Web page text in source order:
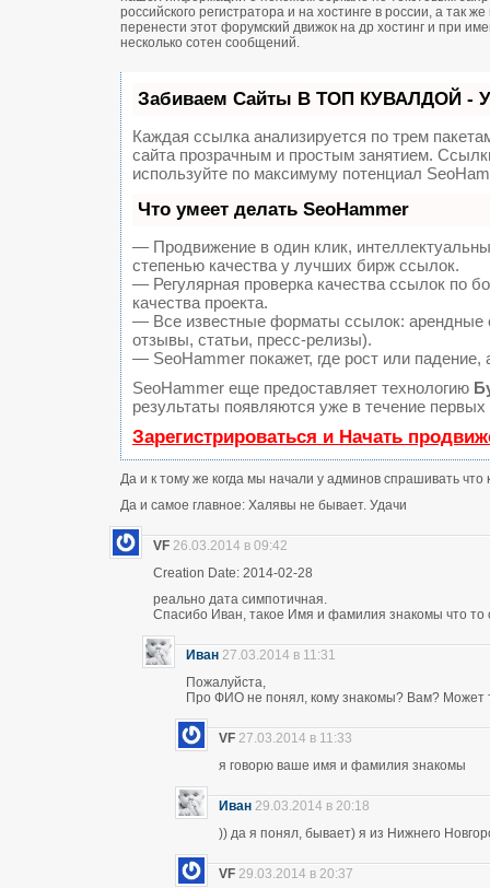
российского регистратора и на хостинге в россии, а
перенести этот форумский движок на др хостинг и при
несколько сотен сообщений.
Забиваем Сайты В ТОП КУВАЛДОЙ -
Каждая ссылка анализируется по трем
сайта прозрачным и простым занятием.
используйте по максимуму потенциал
Что умеет делать SeoHammer
— Продвижение в один клик,
степенью качества у лучших бирж ссылок.
— Регулярная проверка качества ссылок по
качества проекта.
— Все известные форматы ссылок: арендные
отзывы, статьи, пресс-релизы).
— SeoHammer покажет, где рост или
SeoHammer еще предоставляет технологию
результаты появляются уже в течение первых
Зарегистрироваться и Начать
Да и к тому же когда мы начали у админов спрашивать что
Да и самое главное: Халявы не бывает. Удачи
VF 26.03.2014 в 09:42
Creation Date: 2014-02-28
реально дата симпотичная.
Спасибо Иван, такое Имя и фамилия знакомы что то
Иван 27.03.2014 в 11:31
Пожалуйста,
Про ФИО не понял, кому знакомы? Вам? Может
VF 27.03.2014 в 11:33
я говорю ваше имя и фамилия знакомы
Иван 29.03.2014 в 20:18
)) да я понял, бывает) я из Нижнего
VF 29.03.2014 в 20:37